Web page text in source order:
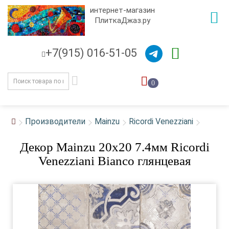
интернет-магазин
ПлиткаДжаз.ру
+7(915) 016-51-05
0
Производители Mainzu Ricordi Venezziani
Декор Mainzu 20x20 7.4мм Ricordi
Venezziani Bianco глянцевая